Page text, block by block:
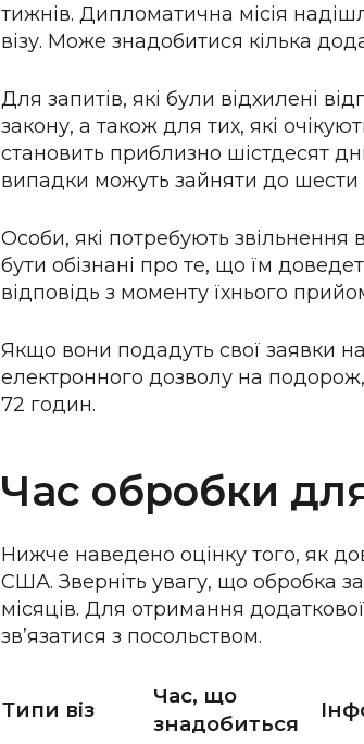
тижнів. Дипломатична місія
візу. Може знадобитися кілька
Для запитів, які були відхилені
закону, а також для тих, які
становить приблизно шістдесят
випадки можуть зайняти до шести
Особи, які потребують звільнення
бути обізнані про те, що їм
відповідь з моменту їхнього
Якщо вони подадуть свої заявки
електронного дозволу на
72 годин.
Час обробки
Нижче наведено оцінку того, як
США. Зверніть увагу, що обробка
місяців. Для отримання
зв’язатися з посольством.
Типи віз
Час, що
знадобиться